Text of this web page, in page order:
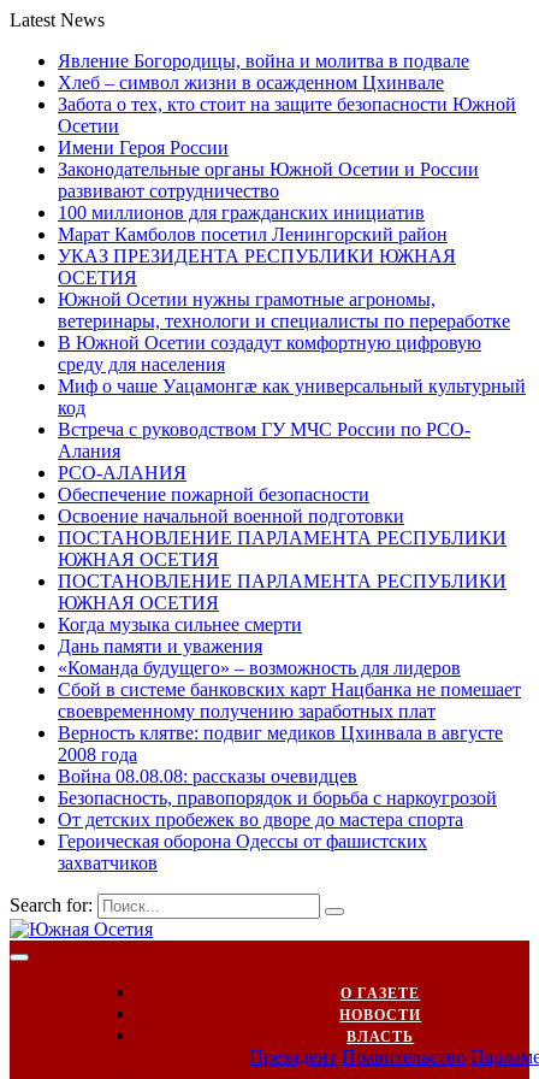
Latest News
Явление Богородицы, война и молитва в подвале
Хлеб – символ жизни в осажденном Цхинвале
Забота о тех, кто стоит на защите безопасности Южной
Осетии
Имени Героя России
Законодательные органы Южной Осетии и России
развивают сотрудничество
100 миллионов для гражданских инициатив
Марат Камболов посетил Ленингорский район
УКАЗ ПРЕЗИДЕНТА РЕСПУБЛИКИ ЮЖНАЯ
ОСЕТИЯ
Южной Осетии нужны грамотные агрономы,
ветеринары, технологи и специалисты по переработке
В Южной Осетии создадут комфортную цифровую
среду для населения
Миф о чаше Уацамонгæ как универсальный культурный
код
Встреча с руководством ГУ МЧС России по РСО-
Алания
РСО-АЛАНИЯ
Обеспечение пожарной безопасности
Освоение начальной военной подготовки
ПОСТАНОВЛЕНИЕ ПАРЛАМЕНТА РЕСПУБЛИКИ
ЮЖНАЯ ОСЕТИЯ
ПОСТАНОВЛЕНИЕ ПАРЛАМЕНТА РЕСПУБЛИКИ
ЮЖНАЯ ОСЕТИЯ
Когда музыка сильнее смерти
Дань памяти и уважения
«Команда будущего» – возможность для лидеров
Сбой в системе банковских карт Нацбанка не помешает
своевременному получению заработных плат
Верность клятве: подвиг медиков Цхинвала в августе
2008 года
Война 08.08.08: рассказы очевидцев
Безопасность, правопорядок и борьба с наркоугрозой
От детских пробежек во дворе до мастера спорта
Героическая оборона Одессы от фашистских
захватчиков
Search for:
О ГАЗЕТЕ
НОВОСТИ
ВЛАСТЬ
Президент Правительство